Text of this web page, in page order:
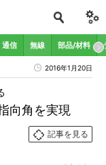
通信 無線 部品/材料
2016年1月20日
向角を実現
記事を見る